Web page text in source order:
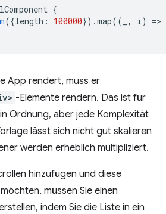
{
({length : 100000}).map(( , i) =>
App rendert, muss er
-Elemente rendern. Das ist für
Ordnung, aber jede Komplexität
lässt sich nicht gut skalieren
werden erheblich multipliziert.
hinzufügen und diese
müssen Sie einen
indem Sie die Liste in ein